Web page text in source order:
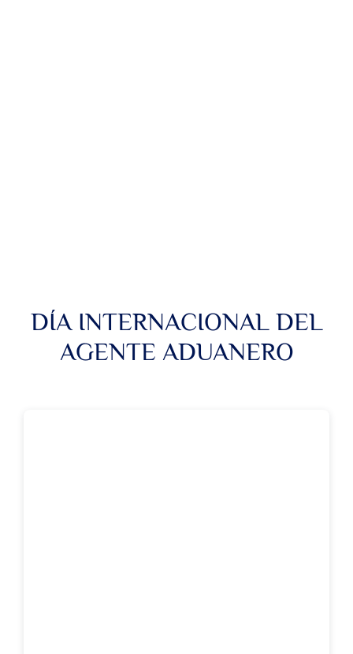
DÍA INTERNACIONAL DEL
AGENTE ADUANERO